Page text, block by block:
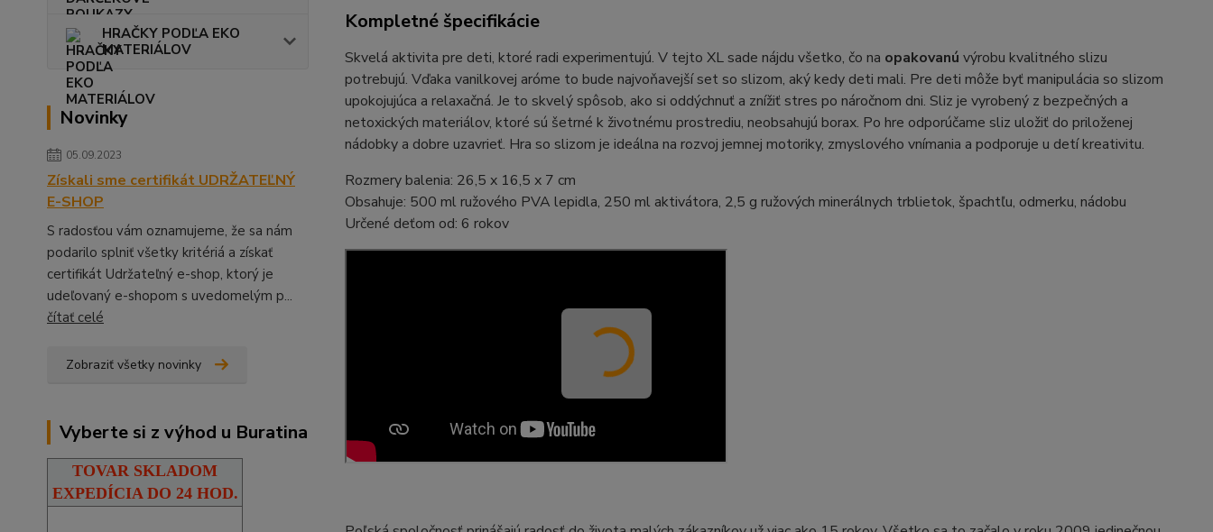
HRAČKY PODĽA EKO
MATERIÁLOV
Novinky
05.09.2023
Získali sme certifikát UDRŽATEĽNÝ
E-SHOP
S radosťou vám oznamujeme, že sa nám
podarilo splniť všetky kritériá a získať
certifikát Udržateľný e-shop, ktorý je
udeľovaný e-shopom s uvedomelým p...
čítať celé
Zobraziť všetky novinky
Vyberte si z výhod u Buratina
TOVAR SKLADOM
EXPEDÍCIA DO 24 HOD.
Kompletné špecifikácie
Skvelá aktivita pre deti, ktoré radi experimentujú. V tejto XL sade nájdu všetko, čo na opakovanú výrobu kvalitného slizu
potrebujú. Vďaka vanilkovej aróme to bude najvoňavejší set so slizom, aký kedy deti mali. Pre deti môže byť manipulácia so slizom
upokojujúca a relaxačná. Je to skvelý spôsob, ako si oddýchnuť a znížiť stres po náročnom dni. Sliz je vyrobený z bezpečných a
netoxických materiálov, ktoré sú šetrné k životnému prostrediu, neobsahujú borax. Po hre odporúčame sliz uložiť do priloženej
nádobky a dobre uzavrieť. Hra so slizom je ideálna na rozvoj jemnej motoriky, zmyslového vnímania a podporuje u detí kreativitu.
Rozmery balenia: 26,5 x 16,5 x 7 cm
Obsahuje: 500 ml ružového PVA lepidla, 250 ml aktivátora, 2,5 g ružových minerálnych trblietok, špachtľu, odmerku, nádobu
Určené deťom od: 6 rokov